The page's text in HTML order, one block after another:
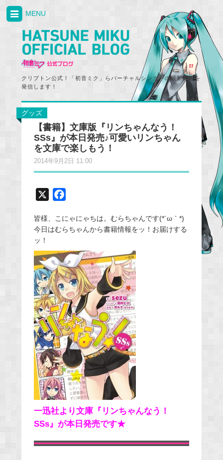
クリプトン公式！「初音ミク」らバーチャルシンガーの最新情報を
発信します！
MENU
グッズ
【書籍】文庫版『リンちゃんなう！
SSs』が本日発売♪可愛いリンちゃん
を文庫で楽しもう！
2014年9月2日 11:00
c
e
o
o
k
皆様、こにゃにゃちは。むらちゃんです(*´ω｀*)
今日はむらちゃんから書籍情報をッ！お届けする
ッ！
一迅社より文庫『リンちゃんなう！
SSs』が本日発売です★